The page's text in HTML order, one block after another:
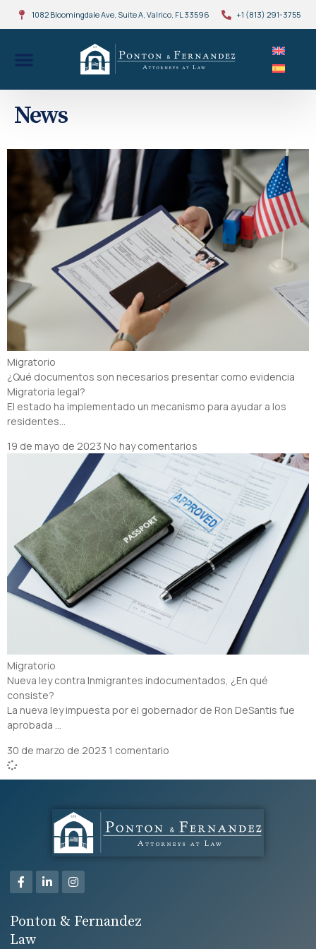
1082 Bloomingdale Ave, Suite A, Valrico, FL 33596 +1 (813) 291-3755
News
Migratorio
¿Qué documentos son necesarios presentar como evidencia
Migratoria legal?
El estado ha implementado un mecanismo para ayudar a los
residentes…
19 de mayo de 2023 No hay comentarios
Migratorio
Nueva ley contra Inmigrantes indocumentados, ¿En qué
consiste?
La nueva ley impuesta por el gobernador de Ron DeSantis fue
aprobada …
30 de marzo de 2023 1 comentario
Ponton & Fernandez
Law